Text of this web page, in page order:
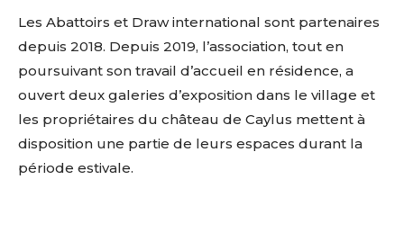
Les Abattoirs et Draw international sont partenaires
depuis 2018. Depuis 2019, l’association, tout en
poursuivant son travail d’accueil en résidence, a
ouvert deux galeries d’exposition dans le village et
les propriétaires du château de Caylus mettent à
disposition une partie de leurs espaces durant la
période estivale.